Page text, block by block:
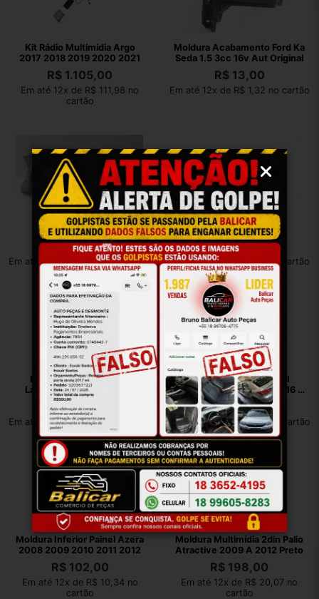
Kit Rádio Multimídia Argo
2017 2018 2019 2020 2021
R$ 1.105,00
Em até 12x de R$ 111,98 no
cartão
Moldura Acabamento Ford Ka
Seda 1.5 3cc 16v Aut Original
R$13,00
Em até 12x de R$ 1,32 no cartão
Moldura Acabamento
Multimídia Ônix 17/19
52096475 Original
R$63,00
Em até 12x de R$ 6,38 no cartão
Moldura Doblo 02/08
735325024dx
R$72,00
Em até 12x de R$ 7,30 no cartão
Moldura Ford Ka Painel
Lateral Direito 2014 2015
2016 A 2021 Preto
R$30,00
Em até 12x de R$ 3,04 no cartão
Moldura Ford Ka Painel
Lateral Esq 2014 2015 2016 A
2021 Preto
R$30,00
Em até 12x de R$ 3,04 no cartão
Moldura Inferior Painel Azera
2008 2009 2010 2011 2012
R$102,00
Em até 12x de R$ 10,34 no
cartão
Moldura Multimídia 2din Palio
Atractive 2009 A 2012 Preto
R$ 198,00
Em até 12x de R$ 20,07 no
cartão